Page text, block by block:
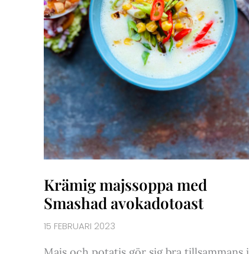
Krämig majssoppa med
Smashad avokadotoast
15 FEBRUARI 2023